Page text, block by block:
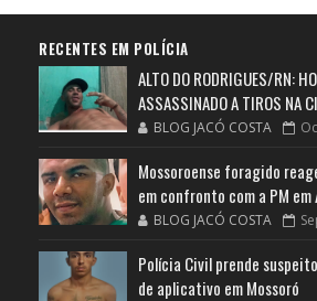
RECENTES EM POLÍCIA
ALTO DO RODRIGUES/RN:
ASSASSINADO A TIROS NA
BLOG JACÓ COSTA
Mossoroense foragido
em confronto com a PM em
BLOG JACÓ COSTA
Polícia Civil prende
de aplicativo em Mossoró